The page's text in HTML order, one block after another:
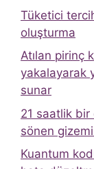
Tüketici
oluşturma
Atılan pirinç
yakalayarak
sunar
21 saatlik bir
sönen
Kuantum